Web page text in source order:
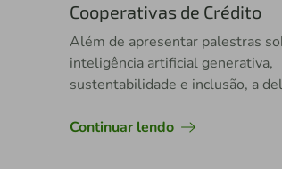
Cooperativas de Crédito
Além de apresentar palestras
inteligência artificial generativa,
sustentabilidade e inclusão, a
internacionalmente
Continuar lendo